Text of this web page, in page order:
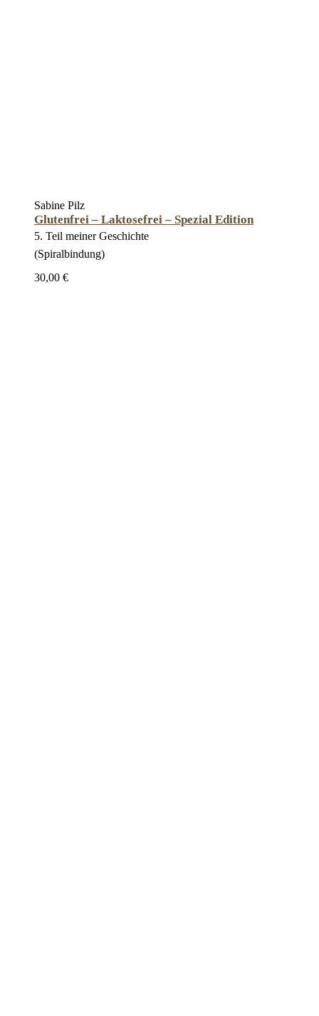
Sabine Pilz
Glutenfrei – Laktosefrei – Spezial Edition
5. Teil meiner Geschichte
(Spiralbindung)
30,00 €